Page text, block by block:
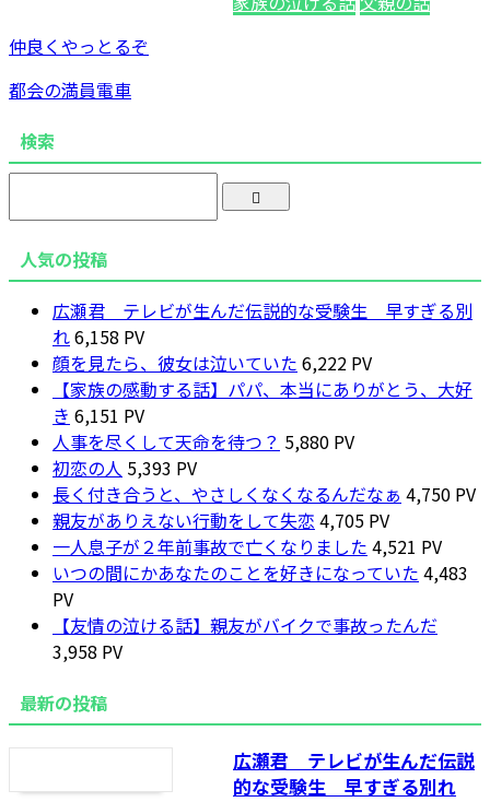
仲良くやっとるぞ
都会の満員電車
検索
人気の投稿
広瀬君 テレビが生んだ伝説的な受験生 早すぎる別
れ6,158 PV
顔を見たら、彼女は泣いていた 6,222 PV
【家族の感動する話】パパ、本当にありがとう、大好
き 6,151 PV
人事を尽くして天命を待つ？ 5,880 PV
初恋の人 5,393 PV
長く付き合うと、やさしくなくなるんだなぁ 4,750 PV
親友がありえない行動をして失恋 4,705 PV
一人息子が２年前事故で亡くなりました 4,521 PV
いつの間にかあなたのことを好きになっていた 4,483
PV
【友情の泣ける話】親友がバイクで事故ったんだ
3,958 PV
最新の投稿
広瀬君 テレビが生んだ伝説
的な受験生 早すぎる別れ